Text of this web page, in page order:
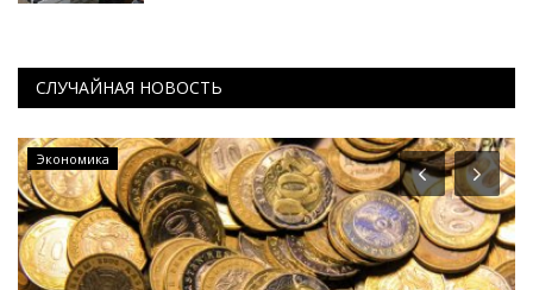
СЛУЧАЙНАЯ НОВОСТЬ
Экономика